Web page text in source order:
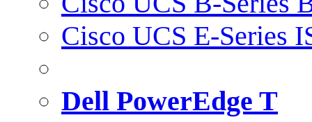
Cisco UCS E-Series
Dell PowerEdge T